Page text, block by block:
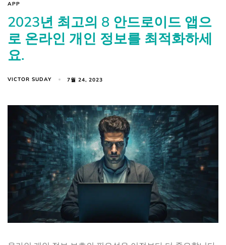
APP
2023년 최고의 8 안드로이드 앱으
로 온라인 개인 정보를 최적화하세
요.
VICTOR SUDAY 7월 24, 2023